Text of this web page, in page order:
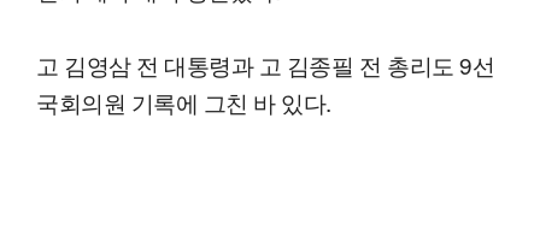
고 김영삼 전 대통령과 고 김종필 전 총리도 9선
국회의원 기록에 그친 바 있다.